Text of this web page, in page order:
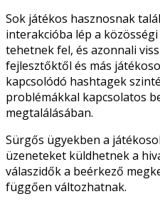
Sok játékos hasznosnak
interakcióba lép a
tehetnek fel, és azonnali
fejlesztőktől és más
kapcsolódó hashtagek
problémákkal kapcsolatos
megtalálásában.
Sürgős ügyekben a
üzeneteket küldhetnek a
válaszidők a beérkező
függően változhatnak.